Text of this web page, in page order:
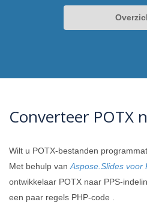
Converteer POTX
Wilt u POTX-bestanden
Met behulp van Aspose.Slides voor
ontwikkelaar POTX naar PPS-
een paar regels PHP-code .